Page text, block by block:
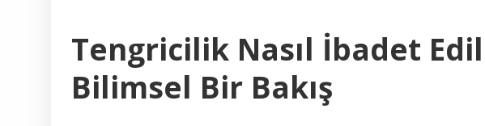
Tengricilik Nasıl İbadet
Bilimsel Bir Bakış